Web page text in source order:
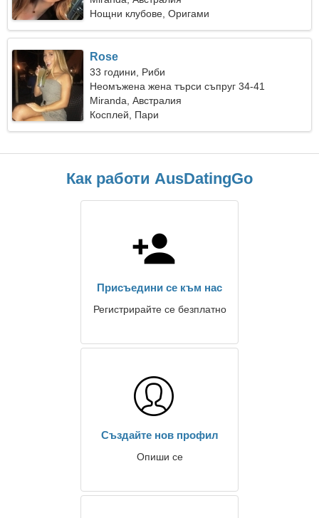
Нощни клубове, Оригами
Rose
33 години, Риби
Неомъжена жена търси съпруг 34-41
Miranda, Австралия
Косплей, Пари
Как работи AusDatingGo
Присъедини се към нас
Регистрирайте се безплатно
Създайте нов профил
Опиши се